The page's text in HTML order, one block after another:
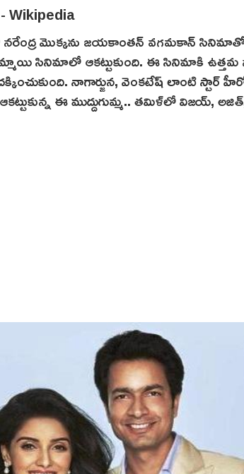
మొక్కను జయకాంతన్ వగమకాన్ సినిమాతో
సినిమాలో ఆకట్టుకుంది. ఈ సినిమాకి ఉత్తమ
దక్కించుకుంది. నాగార్జున, వెంకటేష్ లాంటి
ఈ ముద్దుగుమ్మ.. తమిళ్‌లో విజయ్‌,